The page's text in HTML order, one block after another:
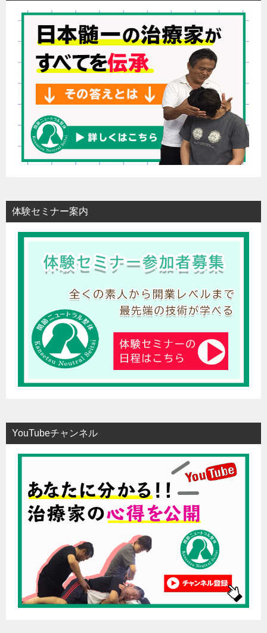
体験セミナー案内
YouTubeチャンネル